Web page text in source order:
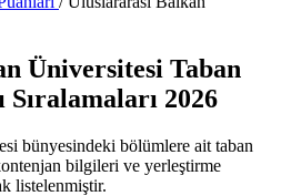
Üniversitesi Taban
Sıralamaları 2026
bünyesindeki bölümlere ait taban
bilgileri ve yerleştirme
listelenmiştir.